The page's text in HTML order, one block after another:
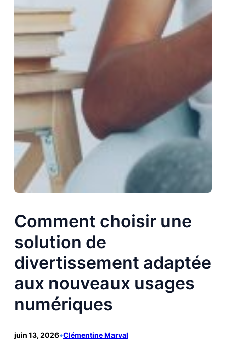
Comment choisir une
solution de
divertissement adaptée
aux nouveaux usages
numériques
juin 13, 2026•Clémentine Marval